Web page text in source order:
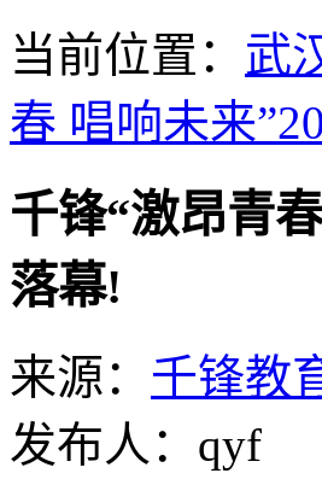
当前位置： 武
春 唱响未来
千锋“激昂青
落幕!
来源： 千锋教
发布人：qyf